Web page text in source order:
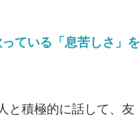
ている「息苦しさ」を
と積極的に話して、友